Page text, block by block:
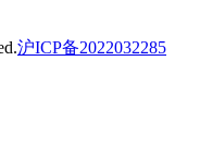
沪ICP备2022032285